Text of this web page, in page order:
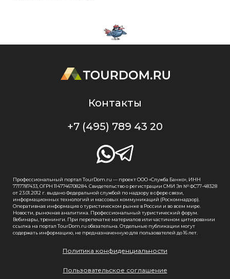
Контакты
+7 (495) 789 43 20
Профессиональный портал TourDom.ru — проект ООО «Служба Банко», ИНН
7717787433, ОГРН 1147746708284. Свидетельство о регистрации СМИ Эл № ФС77-48328
от 23.01.2012 г. выдано Федеральной службой по надзору в сфере связи,
информационных технологий и массовых коммуникаций (Роскомнадзор).
Оперативная информация о туристическом рынке в России и во всем мире.
Новости, рыночная аналитика. Профессиональный туристический форум.
Вебинары, тренинги. При перепечатке материалов или частичном цитировании
ссылка на портал TourDom.ru обязательна. Отдельные публикации могут
содержать информацию, не предназначенную для пользователей до 16 лет.
Политика конфиденциальности
Пользовательское соглашение